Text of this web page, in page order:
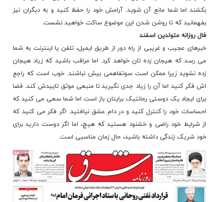
بکشند اما شما مانع آن شوید. آرامش خود را حفظ کنید و به دیگران نیز
بفهمانید که تا روشن شدن این موضوع ساکت خواهید نشست.
فال روزانه متولدین اسفند
خبرهای عجیب و غریبی از راه دور از طریق ایمیل، تلفن یا اینترنت به شما
می رسد که هیجان زده تان خواهد کرد. اما مراقب باشید که زیاد هیجان
زده نشوید زیرا ممکن است سوتفاهمی بیش نباشند. خوب است که راجع
اش فکر کنید اما آن را زیاد جدی نگیرید تا منبعی موثق تاییدش کند. فضا
برای ایجاد یک دوستی رمانتیک برایتان باز است اما شما سعی می کنید که
احساسات خود را کنترل کنید و در دام عشق نیافتید. اگر فکر می کنید که
از شرایط خود راضی و خشنود هستید که هیچ، اما اگر دوست دارید برای
خود شریک زندگی داشته باشید، حال زمان مناسبی است.